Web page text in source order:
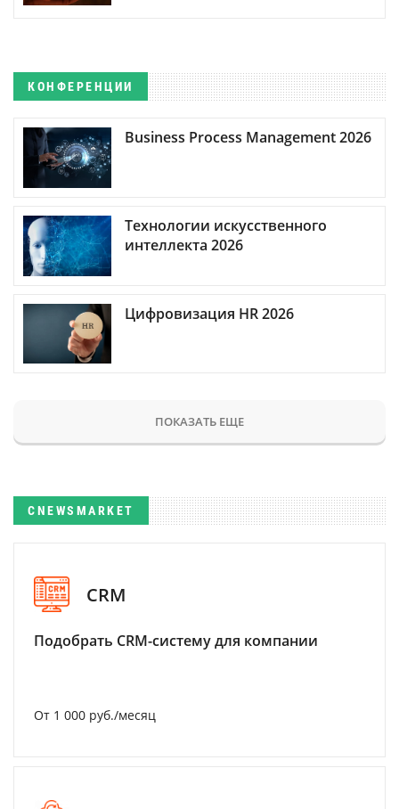
КОНФЕРЕНЦИИ
Business Process Management 2026
Технологии искусственного
интеллекта 2026
Цифровизация HR 2026
ПОКАЗАТЬ ЕЩЕ
CNEWSMARKET
CRM
Подобрать CRM-систему для компании
От 1 000 руб./месяц